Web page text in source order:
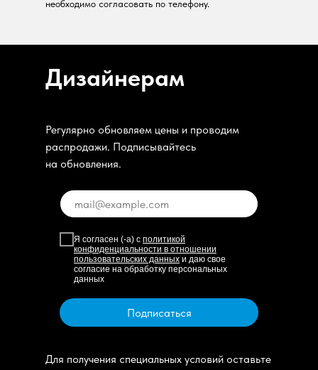
необходимо согласовать по телефону.
Дизайнерам
Регулярно обновляем цены и проводим
распродажи. Подписывайтесь
на обновления.
Я согласен (-а) с политикой
конфиденциальности в отношении
пользовательских данных и даю свое
согласие на обработку персональных
данных
Подписаться
Для получения специальных условий оставьте